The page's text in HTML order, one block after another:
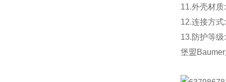
11.外壳材质
12.连接方
13.防护等级
堡盟